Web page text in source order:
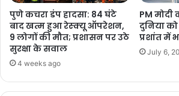
अस्पताल के सूत्रों के अनुसार, मोहम्मद शाहबास
23 फरवरी को एक ‘ट्यूशन सेंटर’ में विदाई समारोह
पुणे कचरा डंप हादसा: 84 घंटे
बाद खत्म हुआ रेस्क्यू ऑपरेशन,
9 लोगों की मौत; प्रशासन पर उठे
सुरक्षा के सवाल
4 weeks ago
PM मोदी
दुनिया
प्रशांत में
July 6,